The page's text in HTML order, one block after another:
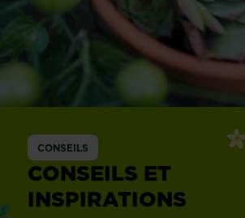
CONSEILS
CONSEILS ET
INSPIRATIONS